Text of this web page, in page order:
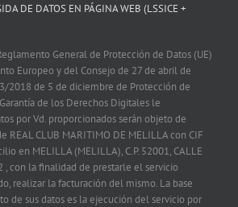
DE DATOS EN PÁGINA WEB (LSSICE +
General de Protección de Datos (UE)
Europeo y del Consejo de 27 de abril de
2018 de 5 de diciembre de Protección de
de los Derechos Digitales le
por Vd. proporcionados serán objeto de
REAL CLUB MARITIMO DE MELILLA con CIF
en MELILLA (MELILLA), C.P. 52001, CALLE
, con la finalidad de prestarle el servicio
realizar la facturación del mismo. La base
de sus datos es la ejecución del servicio por